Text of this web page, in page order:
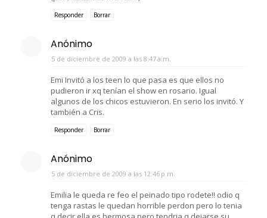
Responder Borrar
Anónimo
5 de diciembre de 2009 a las 8:47 a.m.
Emi Invitó a los teen lo que pasa es que ellos no
pudieron ir xq tenían el show en rosario. Igual
algunos de los chicos estuvieron. En serio los invitó. Y
también a Cris.
Responder Borrar
Anónimo
5 de diciembre de 2009 a las 12:46 p.m.
Emilia le queda re feo el peinado tipo rodete!! odio q
tenga rastas le quedan horrible perdon pero lo tenia